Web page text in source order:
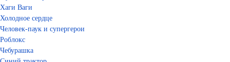
Хаги Ваги
Холодное сердце
Человек-паук и супергерои
Роблокс
Чебурашка